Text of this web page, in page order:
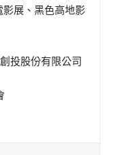
影展、黑色高地影
投股份有限公司